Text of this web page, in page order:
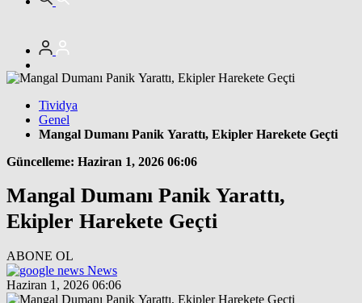
Tividya
Genel
Mangal Dumanı Panik Yarattı, Ekipler Harekete Geçti
Güncelleme: Haziran 1, 2026 06:06
Mangal Dumanı Panik Yarattı,
Ekipler Harekete Geçti
ABONE OL
News
Haziran 1, 2026 06:06